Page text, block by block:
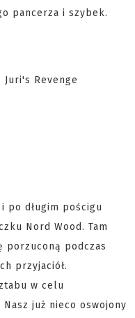
pancerza i szybek.
długim pościgu
Nord Wood. Tam
porzuconą podczas
przyjaciół.
w celu
już nieco oswojony